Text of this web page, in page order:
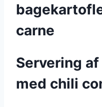
carne
Servering
med chili